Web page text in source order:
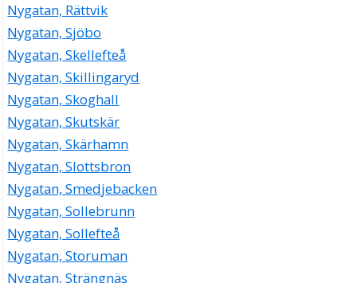
Nygatan, Rättvik
Nygatan, Sjöbo
Nygatan, Skellefteå
Nygatan, Skillingaryd
Nygatan, Skoghall
Nygatan, Skutskär
Nygatan, Skärhamn
Nygatan, Slottsbron
Nygatan, Smedjebacken
Nygatan, Sollebrunn
Nygatan, Sollefteå
Nygatan, Storuman
Nygatan, Strängnäs